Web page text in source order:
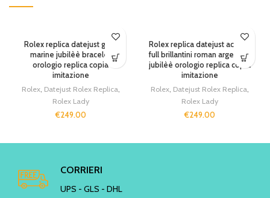
Rolex replica datejust grey
marine jubilèè bracelet
orologio replica copia
imitazione
Rolex, Datejust Rolex Replica,
Rolex Lady
€249.00
Rolex replica datejust acciaio
full brillantini roman argentèè
jubilèè orologio replica copia
imitazione
Rolex, Datejust Rolex Replica,
Rolex Lady
€249.00
CORRIERI
UPS - GLS - DHL